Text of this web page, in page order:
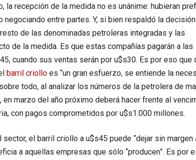
la recepción de la medida no es unánime: hubieran
negociando entre partes. Y, si bien respaldó la decisión
de las denominadas petroleras integradas y las
de la medida. Es que estas compañías pagarán a las
cuando sus ventas serán por u$s30. Es por eso que
barril criolloes “un gran esfuerzo, se entiende la
todo, al analizar los números de la petrolera de
marzo del año próximo deberá hacer frente al
con pagos comprometidos por u$s1.000 millones.
el barril criollo a u$s45 puede “dejar sin margen
a aquellas empresas que sólo “producen”. Es por